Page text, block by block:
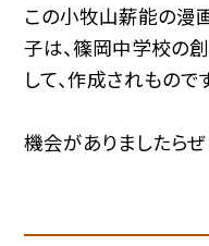
この小牧山薪能の漫
子は、篠岡中学校の
して、作成されもので
機会がありましたらぜ